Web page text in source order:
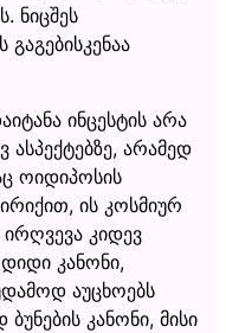
ნიცშეს
ინცესტის არა
არამედ
ოიდიპოსის
ის კოსმიურ
ირღვევა კიდევ
კანონი,
აუცხოებს
კანონი, მისი